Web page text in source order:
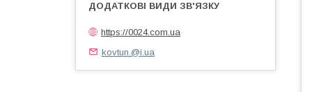
https://0024.com.ua
kovtun.@i.ua